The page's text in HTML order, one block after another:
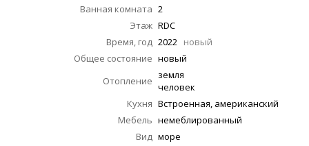
Ванная комната 2
Этаж RDC
Время, год 2022 новый
Общее состояние новый
Отопление земля
человек
Кухня Встроенная, американский
Мебель немеблированный
Вид море